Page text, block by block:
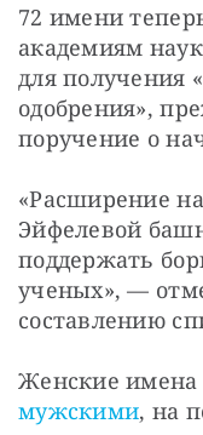
72 имени
академиям
для получения
одобрения»,
поручение о
«Расширение
Эйфелевой
поддержать
ученых», —
составлению
Женские имена
мужскими, на